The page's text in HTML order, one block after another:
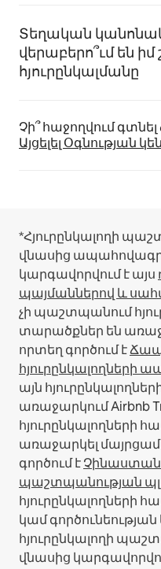
Տեղական
վերաբերո՞ւմ են իմ
հյուրընկալմանը
Չի՞ հաջողվում
Այցելել Օգնության
*Հյուրընկալողի
վնասից
կարգավորվում է այս
պայմաններով և
չի պաշտպանում
տարածքներ են
որտեղ գործում է
հյուրընկալողների
այն
առաջարկում Airbnb
հյուրընկալողների
առաջարկել
գործում է
պաշտպանության
հյուրընկալողների
կամ
հյուրընկալողի
վնասից